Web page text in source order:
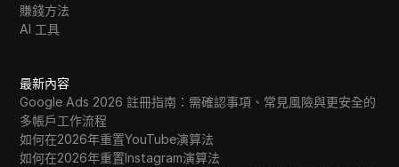
賺錢方法
AI 工具
最新內容
Google Ads 2026 註冊指南：需確認事項、常見風險與更安全的
多帳戶工作流程
如何在2026年重置YouTube演算法
如何在2026年重置Instagram演算法